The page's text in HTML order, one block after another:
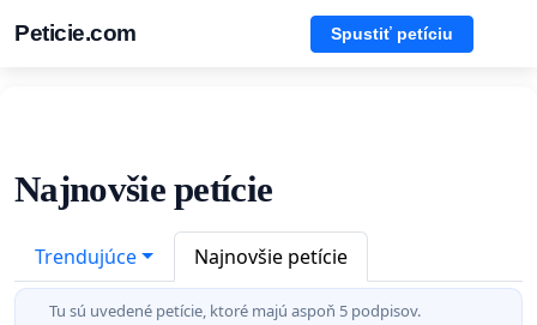
Peticie.com Spustiť petíciu
Najnovšie petície
Trendujúce Najnovšie petície
Tu sú uvedené petície, ktoré majú aspoň 5 podpisov.